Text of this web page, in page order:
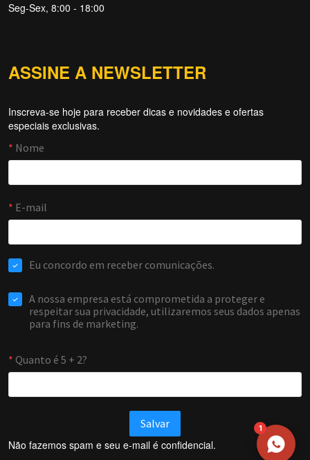
Seg-Sex, 8:00 - 18:00
ASSINE A NEWSLETTER
Inscreva-se hoje para receber dicas e novidades e ofertas
especiais exclusivas.
Não fazemos spam e seu e-mail é confidencial.
Forti Firewall
EMAIL
WHATSAPP / TELEFONE
1